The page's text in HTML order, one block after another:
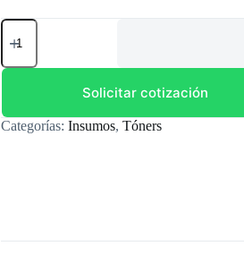
TONER
SAMSUNG
CYAN
cantidad
Solicitar cotización
Categorías: Insumos, Tóners